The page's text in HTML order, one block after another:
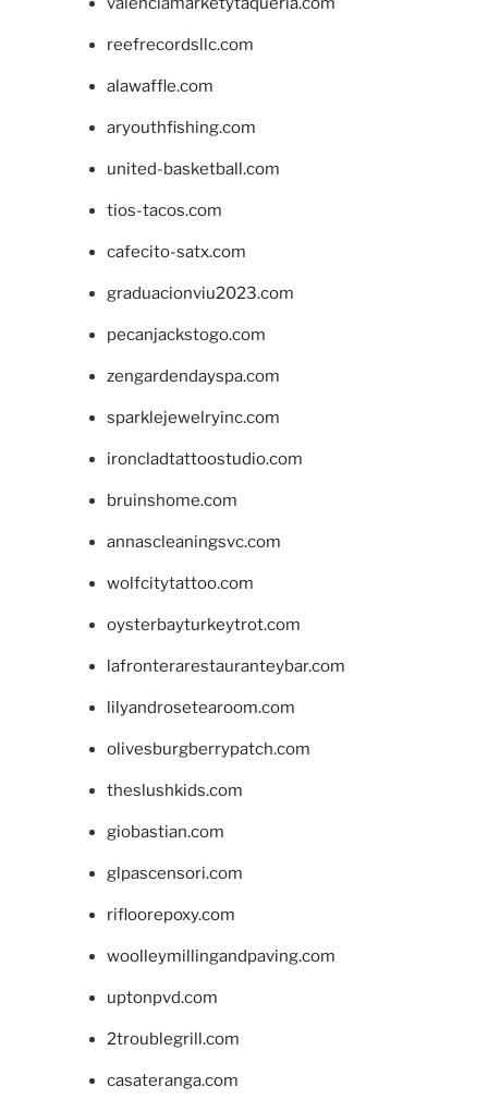
reefrecordsllc.com
alawaffle.com
aryouthfishing.com
united-basketball.com
tios-tacos.com
cafecito-satx.com
graduacionviu2023.com
pecanjackstogo.com
zengardendayspa.com
sparklejewelryinc.com
ironcladtattoostudio.com
bruinshome.com
annascleaningsvc.com
wolfcitytattoo.com
oysterbayturkeytrot.com
lafronterarestauranteybar.com
lilyandrosetearoom.com
olivesburgberrypatch.com
theslushkids.com
giobastian.com
glpascensori.com
rifloorepoxy.com
woolleymillingandpaving.com
uptonpvd.com
2troublegrill.com
casateranga.com